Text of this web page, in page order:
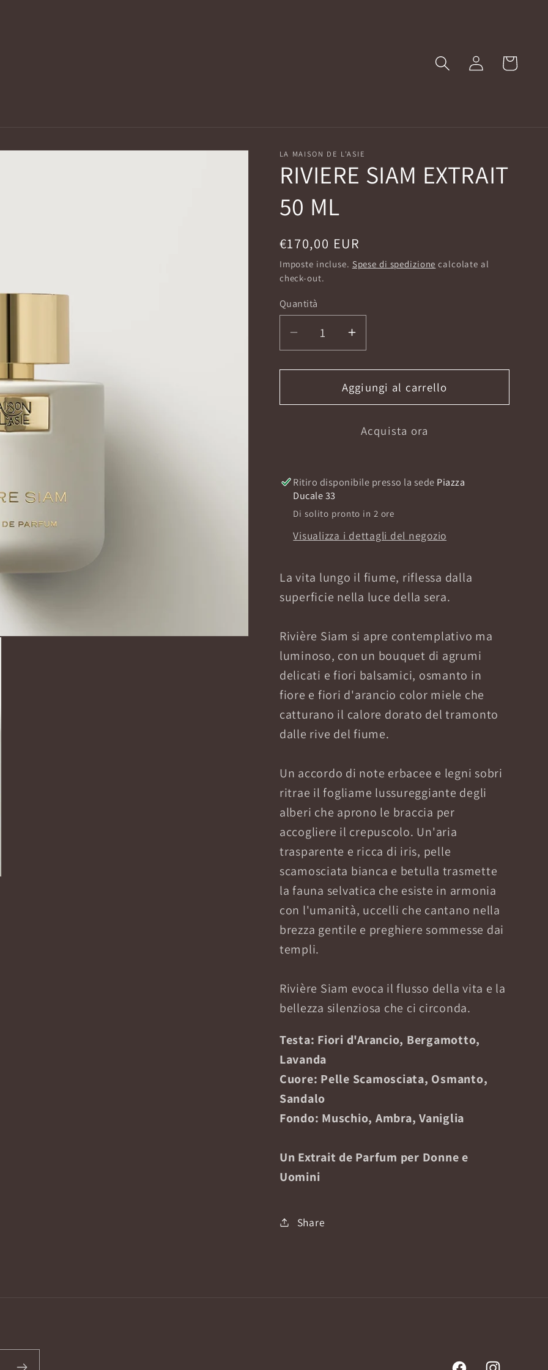
Accedi Carrello
LA MAISON DE L'ASIE
RIVIERE SIAM EXTRAIT
50 ML
Prezzo
di
listino
€170,00 EUR
Imposte incluse. Spese di spedizione calcolate al
check-out.
Quantità
Diminuisci
quantità
per
RIVIERE
SIAM
Aumenta
quantità
per
RIVIERE
SIAM
50
Aggiungi al carrello
Acquista ora
Ritiro disponibile presso la sede Piazza
Ducale 33
Di solito pronto in 2 ore
Visualizza i dettagli del negozio
La vita lungo il fiume, riflessa dalla
superficie nella luce della sera.
Rivière Siam si apre contemplativo ma
luminoso, con un bouquet di agrumi
delicati e fiori balsamici, osmanto in
fiore e fiori d'arancio color miele che
catturano il calore dorato del tramonto
dalle rive del fiume.
Un accordo di note erbacee e legni sobri
ritrae il fogliame lussureggiante degli
alberi che aprono le braccia per
accogliere il crepuscolo. Un'aria
trasparente e ricca di iris, pelle
scamosciata bianca e betulla trasmette
la fauna selvatica che esiste in armonia
con l'umanità, uccelli che cantano nella
brezza gentile e preghiere sommesse dai
templi.
Rivière Siam evoca il flusso della vita e la
bellezza silenziosa che ci circonda.
Testa: Fiori d'Arancio, Bergamotto,
Lavanda
Cuore: Pelle Scamosciata, Osmanto,
Sandalo
Fondo: Muschio, Ambra, Vaniglia
Un Extrait de Parfum per Donne e
Uomini
Share